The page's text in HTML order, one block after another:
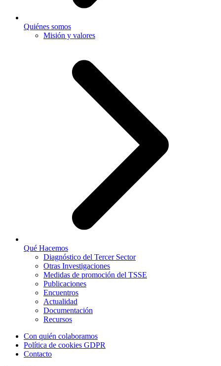
Quiénes somos
Misión y valores
Qué Hacemos
Diagnóstico del Tercer Sector
Otras Investigaciones
Medidas de promoción del TSSE
Publicaciones
Encuentros
Actualidad
Documentación
Recursos
Con quién colaboramos
Política de cookies GDPR
Contacto